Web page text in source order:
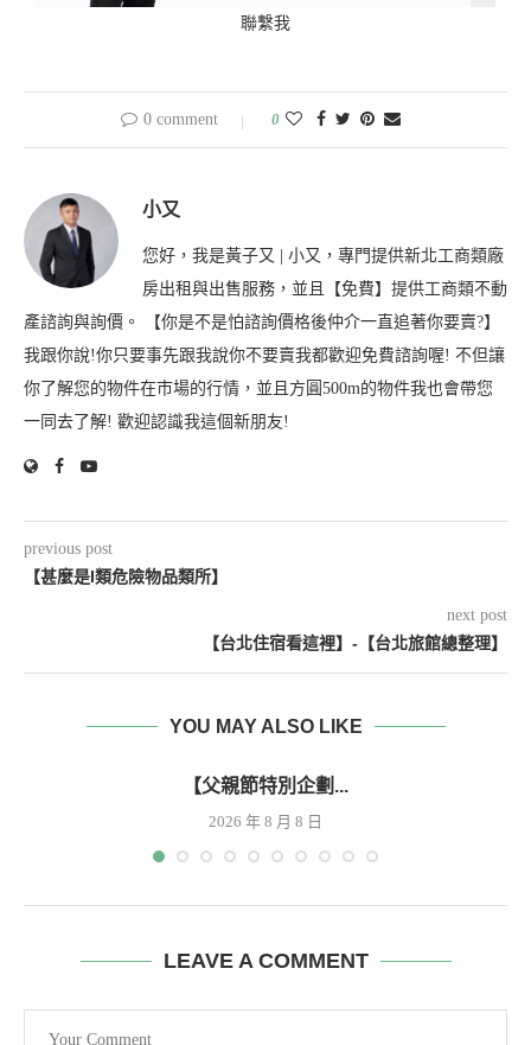
聯繫我
0 comment 0
小又
您好，我是黃子又 | 小又，專門提供新北工商類廠
房出租與出售服務，並且【免費】提供工商類不動
產諮詢與詢價。 【你是不是怕諮詢價格後仲介一直追著你要賣?】
我跟你說!你只要事先跟我說你不要賣我都歡迎免費諮詢喔! 不但讓
你了解您的物件在市場的行情，並且方圓500m的物件我也會帶您
一同去了解! 歡迎認識我這個新朋友!
previous post
【甚麼是I類危險物品類所】
next post
【台北住宿看這裡】-【台北旅館總整理】
YOU MAY ALSO LIKE
【父親節特別企劃...
2026 年 8 月 8 日
LEAVE A COMMENT